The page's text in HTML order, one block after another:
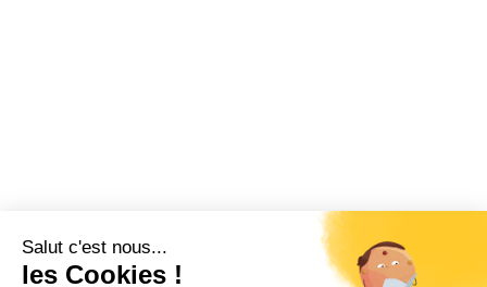
Salut c'est nous...
les Cookies !